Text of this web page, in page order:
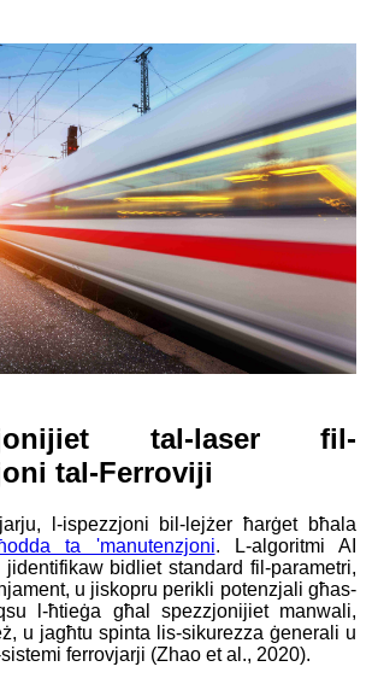
tal-laser fil-
tal-Ferroviji
l-ispezzjoni bil-lejżer ħarġet bħala
ta 'manutenzjoni. L-algoritmi AI
bidliet standard fil-parametri,
u jiskopru perikli potenzjali għas-
l-ħtieġa għal spezzjonijiet manwali,
u jagħtu spinta lis-sikurezza ġenerali u
ferrovjarji (Zhao et al., 2020).